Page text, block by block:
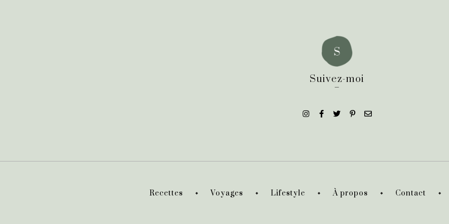
Suivez-moi
_
Recettes Voyages Lifestyle À propos Contact